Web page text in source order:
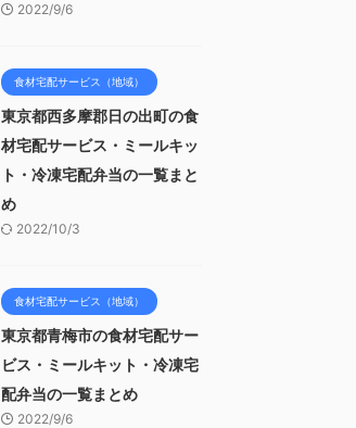
2022/9/6
食材宅配サービス（地域）
東京都西多摩郡日の出町の食
材宅配サービス・ミールキッ
ト・冷凍宅配弁当の一覧まと
め
2022/10/3
食材宅配サービス（地域）
東京都青梅市の食材宅配サー
ビス・ミールキット・冷凍宅
配弁当の一覧まとめ
2022/9/6